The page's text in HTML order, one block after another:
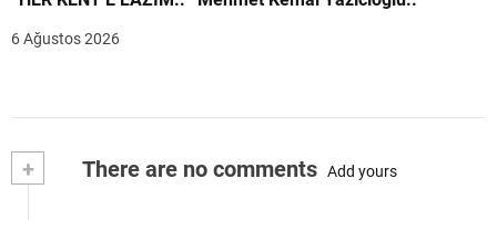
6 Ağustos 2026
+ There are no comments Add yours